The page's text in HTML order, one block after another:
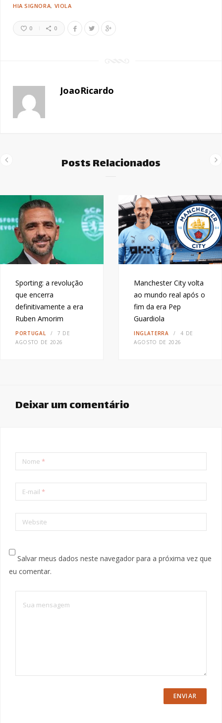
HIA SIGNORA VIOLA
0 0
JoaoRicardo
Posts Relacionados
Sporting: a revolução
que encerra
definitivamente a era
Ruben Amorim
PORTUGAL
7 DE
AGOSTO DE 2026
Manchester City volta
ao mundo real após o
fim da era Pep
Guardiola
INGLATERRA
4 DE
AGOSTO DE 2026
Deixar um comentário
Nome *
E-mail *
Website
Salvar meus dados neste navegador para a próxima vez que
eu comentar.